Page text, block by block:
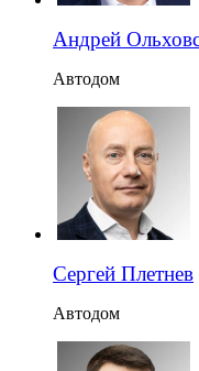
Андрей
Автодом
Сергей Плетнев
Автодом